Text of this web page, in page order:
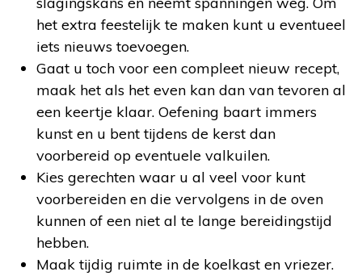
het extra feestelijk te maken kunt u eventueel
iets nieuws toevoegen.
Gaat u toch voor een compleet nieuw recept,
maak het als het even kan dan van tevoren al
een keertje klaar. Oefening baart immers
kunst en u bent tijdens de kerst dan
voorbereid op eventuele valkuilen.
Kies gerechten waar u al veel voor kunt
voorbereiden en die vervolgens in de oven
kunnen of een niet al te lange bereidingstijd
hebben.
Maak tijdig ruimte in de koelkast en vriezer.